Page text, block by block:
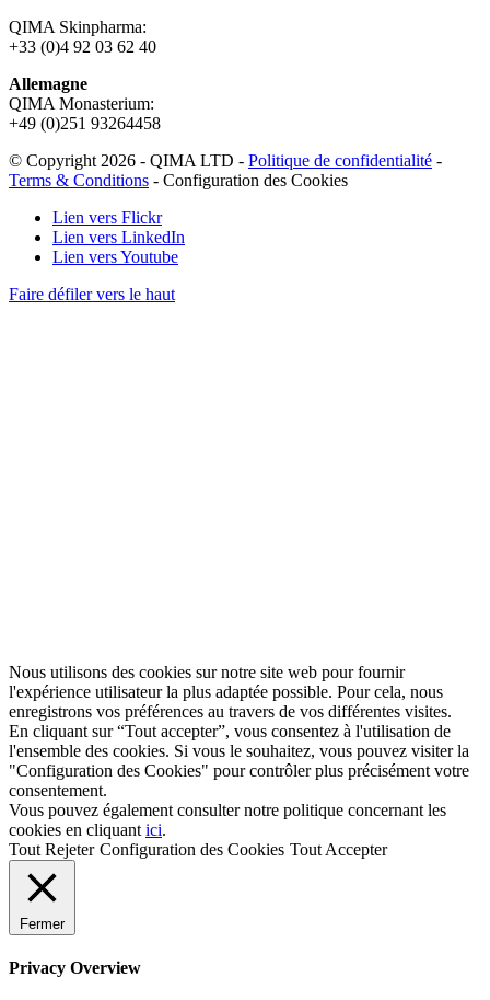
QIMA Skinpharma:
+33 (0)4 92 03 62 40
Allemagne
QIMA Monasterium:
+49 (0)251 93264458
© Copyright 2026 - QIMA LTD - Politique de confidentialité -
Terms & Conditions - Configuration des Cookies
Lien vers Flickr
Lien vers LinkedIn
Lien vers Youtube
Faire défiler vers le haut
Nous utilisons des cookies sur notre site web pour fournir
l'expérience utilisateur la plus adaptée possible. Pour cela, nous
enregistrons vos préférences au travers de vos différentes visites.
En cliquant sur “Tout accepter”, vous consentez à l'utilisation de
l'ensemble des cookies. Si vous le souhaitez, vous pouvez visiter la
"Configuration des Cookies" pour contrôler plus précisément votre
consentement.
Vous pouvez également consulter notre politique concernant les
cookies en cliquant ici.
Tout Rejeter Configuration des Cookies Tout Accepter
Fermer
Privacy Overview